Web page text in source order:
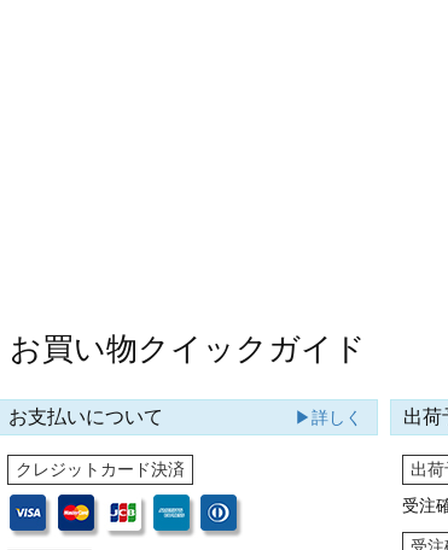
お買い物クイックガイド
お支払いについて ▶詳しく
クレジットカード決済
出荷
出
受注
受注